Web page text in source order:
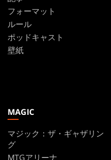
フォーマット
ルール
ポッドキャスト
壁紙
MAGIC
マジック：ザ・ギャザリン
グ
MTGアリーナ